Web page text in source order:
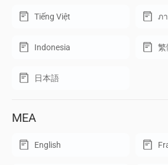
Tiếng Việt ภ
Indonesia 繁
日本語
MEA
English